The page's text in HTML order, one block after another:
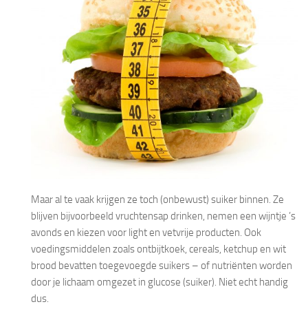
Maar al te vaak krijgen ze toch (onbewust) suiker binnen. Ze
blijven bijvoorbeeld vruchtensap drinken, nemen een wijntje ’s
avonds en kiezen voor light en vetvrije producten. Ook
voedingsmiddelen zoals ontbijtkoek, cereals, ketchup en wit
brood bevatten toegevoegde suikers – of nutriënten worden
door je lichaam omgezet in glucose (suiker). Niet echt handig
dus.